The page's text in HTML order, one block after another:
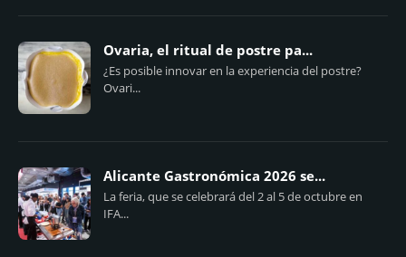
Ovaria, el ritual de postre pa...
¿Es posible innovar en la experiencia del postre?
Ovari...
Alicante Gastronómica 2026 se...
La feria, que se celebrará del 2 al 5 de octubre en
IFA...